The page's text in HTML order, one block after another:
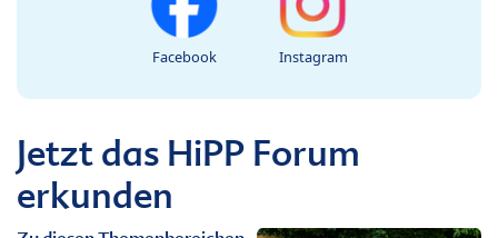
Facebook Instagram
Jetzt das HiPP Forum
erkunden